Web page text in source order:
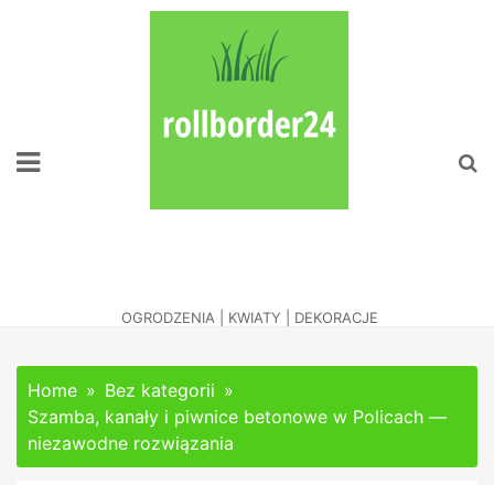
OGRODZENIA | KWIATY | DEKORACJE
Home
Bez kategorii
Szamba, kanały i piwnice betonowe w Policach —
niezawodne rozwiązania